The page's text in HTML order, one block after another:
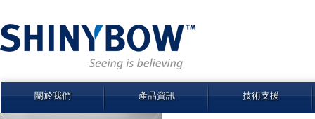
關於我們 產品資訊 技術支援